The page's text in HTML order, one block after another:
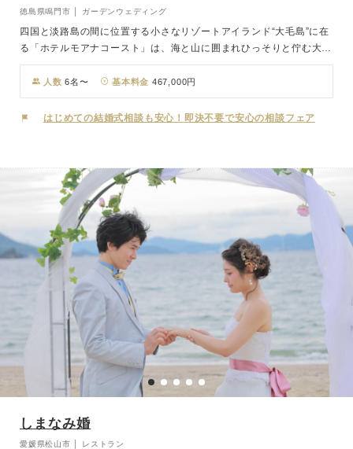
徳島県鳴門市 │ ガーデンウェディング
四国と淡路島の間に位置する小さなリゾートアイランド“大毛島”に在
る「ホテルモアナコースト」は、海と山に囲まれひっそりと佇む大人
の隠れ家リゾートホテル。そんな自然溢れる鳴門の地で高い青空と美
しく広がる海、緑萌ゆる山々に包まれ叶うのが、一日一組限定のガー
デンチャペルウェディング！挙式後のパーティーでは天然鳴門鯛や阿
波牛、阿波地鶏。有機野菜など地元のこだわり食材を活かしたイタリ
人数 6名〜 基本料金 467,000円
はじめての結婚式相談も安心！即決不要で安心の相談フェア
しまなみ婚
愛媛県松山市 │ レストラン